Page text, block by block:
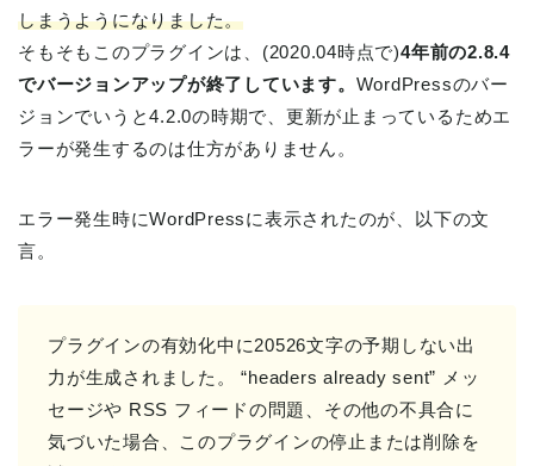
しまうようになりました。
そもそもこのプラグインは、(2020.04時点で)4年前の2.8.4
でバージョンアップが終了しています。 WordPressのバー
ジョンでいうと4.2.0の時期で、更新が止まっているためエ
ラーが発生するのは仕方がありません。
エラー発生時にWordPressに表示されたのが、以下の文
言。
プラグインの有効化中に20526文字の予期しない出
力が生成されました。 “headers already sent” メッ
セージや RSS フィードの問題、その他の不具合に
気づいた場合、このプラグインの停止または削除を